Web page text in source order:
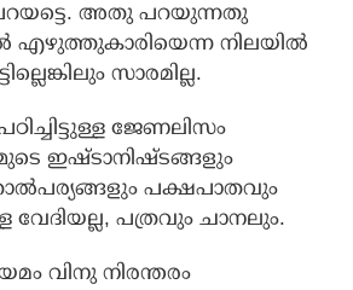
അതു പറയുന്നതു
എഴുത്തുകാരിയെന്ന നിലയില്‍
സാരമില്ല.
ജേണലിസം
ഇഷ്ടാനിഷ്ടങ്ങളും
പക്ഷപാതവും
വേദിയല്ല, പത്രവും ചാനലും.
വിനു നിരന്തരം